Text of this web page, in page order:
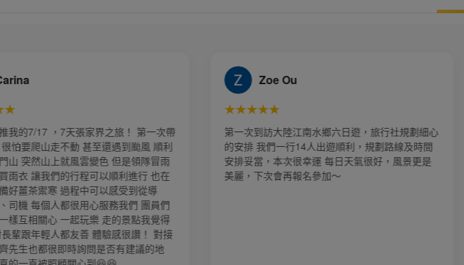
Zoe Ou
訪大陸江南水鄉六日遊，旅行社規劃細心
們一行14人出遊順利，規劃路線及時間
，本次很幸運 每日天氣很好，風景更是
次會再報名參加～
Yen
★★★★★
第一次到大陸旅遊昆大麗8天之旅，謝謝導遊白白
親切熱心服務，幫我跟先生拍了好多漂亮的照片，
讓我們留下很美好的回憶，業務 郭賢齊小帥哥服
務態度非常好、有問必答 行程確實不錯，請找他